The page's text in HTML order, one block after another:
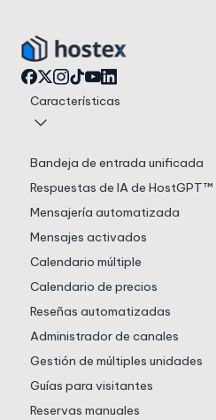
Características
Bandeja de entrada unificada
Respuestas de IA de HostGPT™
Mensajería automatizada
Mensajes activados
Calendario múltiple
Calendario de precios
Reseñas automatizadas
Administrador de canales
Gestión de múltiples unidades
Guías para visitantes
Reservas manuales